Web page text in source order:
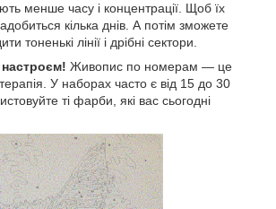
менше часу і концентрації. Щоб їх
кілька днів. А потім зможете
тоненькі лінії і дрібні сектори.
Живопис по номерам — це
У наборах часто є від 15 до 30
ті фарби, які вас сьогодні